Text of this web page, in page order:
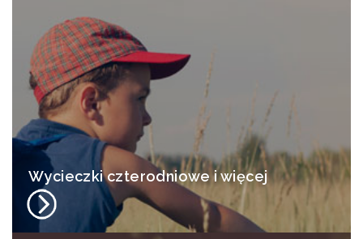
Wycieczki czterodniowe i więcej